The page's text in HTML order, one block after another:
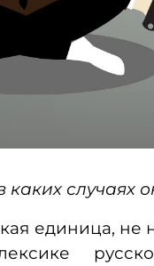
каких случаях
единица, не